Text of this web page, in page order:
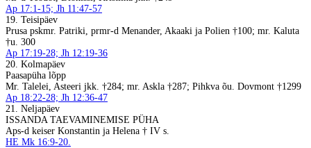
Ap 17:1-15; Jh 11:47-57
19. Teisipäev
Prusa pskmr. Patriki, prmr-d Menander, Akaaki ja Polien †100; mr. Kaluta
†u. 300
Ap 17:19-28; Jh 12:19-36
20. Kolmapäev
Paasapüha lõpp
Mr. Talelei, Asteeri jkk. †284; mr. Askla †287; Pihkva õu. Dovmont †1299
Ap 18:22-28; Jh 12:36-47
21. Neljapäev
ISSANDA TAEVAMINEMISE PÜHA
Aps-d keiser Konstantin ja Helena † IV s.
HE Mk 16:9-20.